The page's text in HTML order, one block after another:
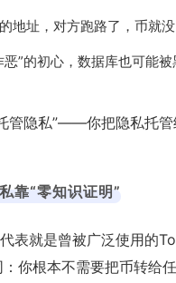
地址，对方跑路了，币就没
”的初心，数据库也可能
管隐私”——你把隐私托
靠“零知识证明”
表就是曾被广泛使用的
你根本不需要把币转给任